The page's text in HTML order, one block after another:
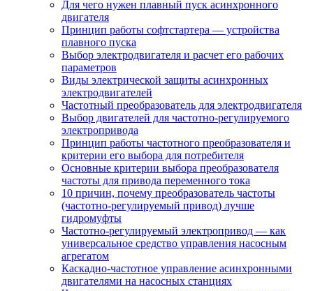
Для чего нужен плавный пуск асинхронного
двигателя
Принцип работы софтстартера — устройства
плавного пуска
Выбор электродвигателя и расчет его рабочих
параметров
Виды электрической защиты асинхронных
электродвигателей
Частотный преобразователь для электродвигателя
Выбор двигателей для частотно-регулируемого
электропривода
Принцип работы частотного преобразователя и
критерии его выбора для потребителя
Основные критерии выбора преобразователя
частоты для привода переменного тока
10 причин, почему преобразователь частоты
(частотно-регулируемый привод) лучше
гидромуфты
Частотно-регулируемый электропривод — как
универсальное средство управления насосным
агрегатом
Каскадно-частотное управление асинхронными
двигателями на насосных станциях